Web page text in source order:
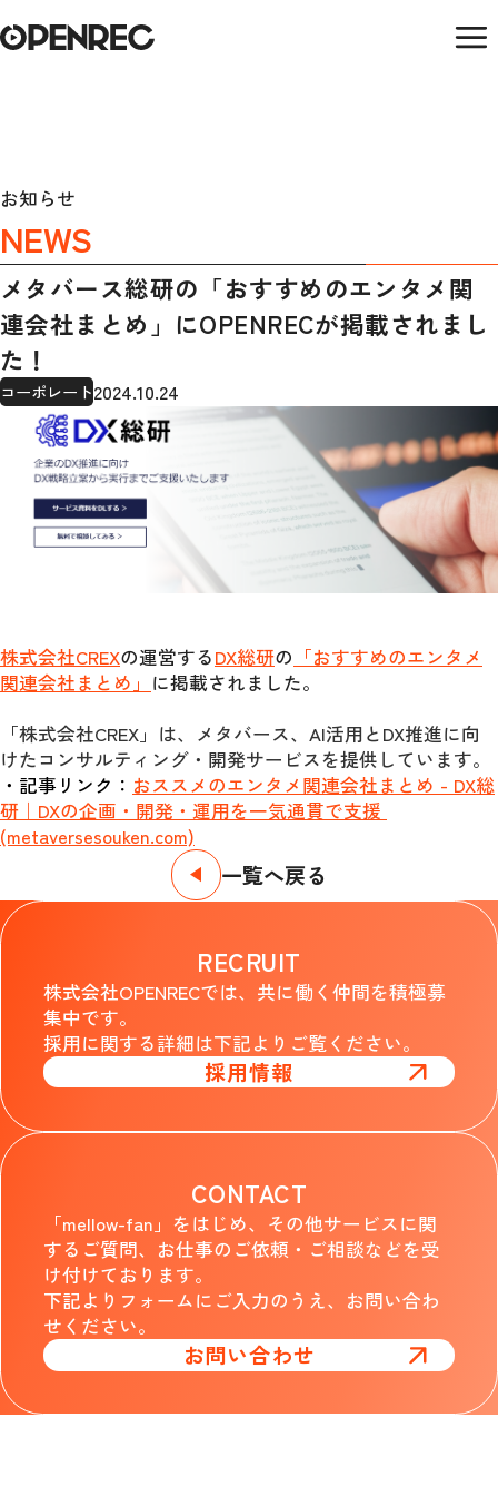
お知らせ
NEWS
メタバース総研の「おすすめのエンタメ関
連会社まとめ」にOPENRECが掲載されまし
た！
コーポレート2024.10.24
株式会社CREXの運営するDX総研の 「おすすめのエンタメ
関連会社まとめ」 に掲載されました。
「株式会社CREX」は、メタバース、AI活用とDX推進に向
けたコンサルティング・開発サービスを提供しています。
・記事リンク： おススメのエンタメ関連会社まとめ - DX総
研｜DXの企画・開発・運用を一気通貫で支援
(metaversesouken.com)
一覧へ戻る
RECRUIT
株式会社OPENRECでは、共に働く仲間を積極募
集中です。
採用に関する詳細は下記よりご覧ください。
採用情報
CONTACT
「mellow-fan」をはじめ、その他サービスに関
するご質問、お仕事のご依頼・ご相談などを受
け付けております。
下記よりフォームにご入力のうえ、お問い合わ
せください。
お問い合わせ